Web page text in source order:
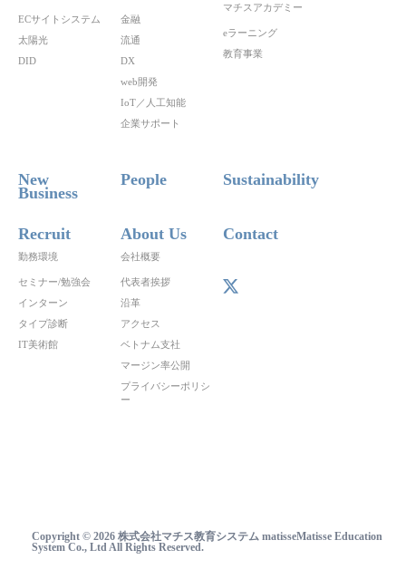
ECサイトシステム
太陽光
DID
金融
流通
DX
web開発
IoT／人工知能
企業サポート
マチスアカデミー
eラーニング
教育事業
New
Business
People Sustainability
Recruit
勤務環境
セミナー/勉強会
インターン
タイプ診断
IT美術館
About Us
会社概要
代表者挨拶
沿革
アクセス
ベトナム支社
マージン率公開
プライバシーポリシ
ー
Contact
Copyright © 2026 株式会社マチス教育システム matisseMatisse Education
System Co., Ltd All Rights Reserved.